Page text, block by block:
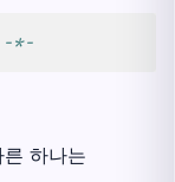
-*-
하나는